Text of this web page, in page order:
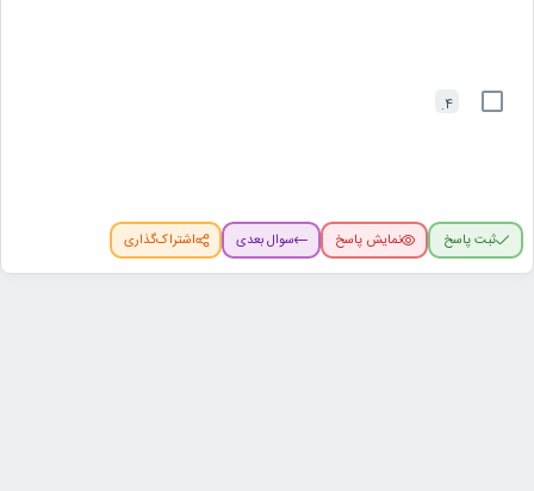
4.
ثبت پاسخ نمایش پاسخ سوال بعدی اشتراک‌گذاری